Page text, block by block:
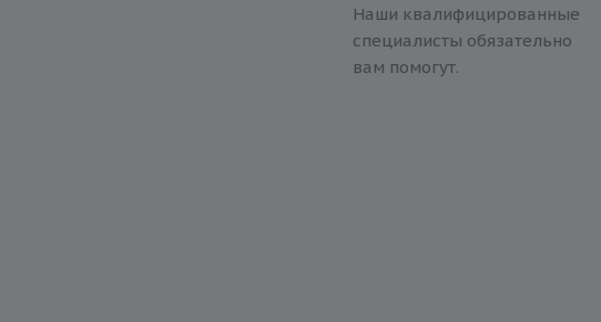
Наши квалифицированные
специалисты обязательно
вам помогут.